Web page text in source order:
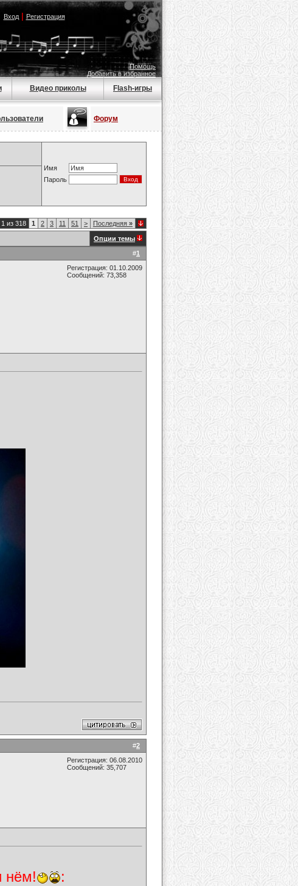
Вход| Регистрация
Помощь
Добавить в избранное
Видео приколы Flash-игры
Форум
Имя
Пароль
из 318 1 2 3 11 51 > Последняя »
Опции темы
#1
Регистрация: 01.10.2009
Сообщений: 73,358
#2
Регистрация: 06.08.2010
Сообщений: 35,707
нём! :